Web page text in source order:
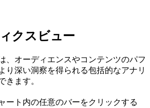
クスビュー
、オーディエンスやコンテンツのパフ
り深い洞察を得られる包括的なアナリ
きます。
ート内の任意のバーをクリックする